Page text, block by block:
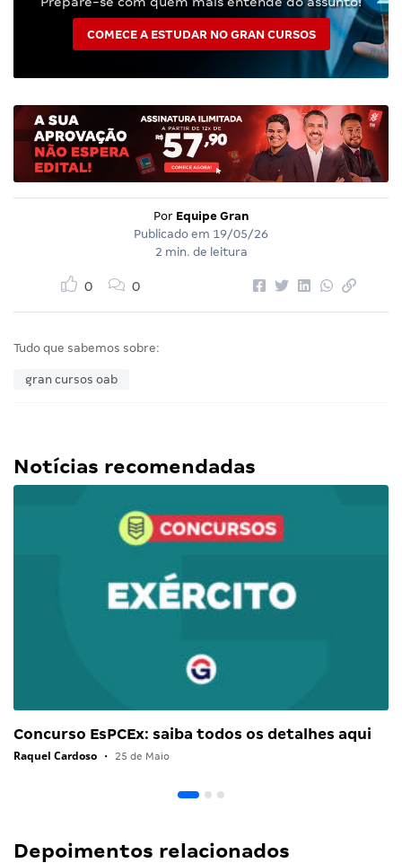
COMECE A ESTUDAR NO GRAN CURSOS
Por Equipe Gran
Publicado em 19/05/26
2 min. de leitura
0 0
Tudo que sabemos sobre:
gran cursos oab
Notícias recomendadas
Concurso EsPCEx: saiba todos os detalhes aqui
Raquel Cardoso • 25 de Maio
Depoimentos relacionados